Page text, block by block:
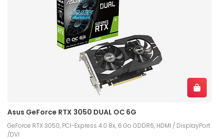
Asus GeForce RTX 3050 DUAL OC 6G
GeForce RTX 3050, PCI-Express 4.0 8x, 6 Go GDDR6, HDMI / DisplayPort
/DVI